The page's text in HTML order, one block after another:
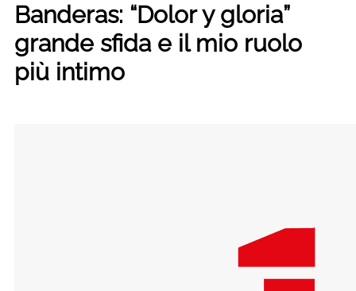
Banderas: “Dolor y gloria”
grande sfida e il mio ruolo
più intimo